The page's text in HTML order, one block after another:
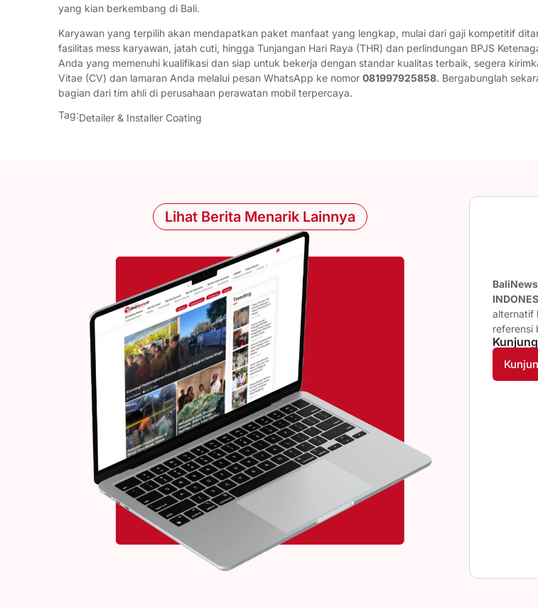
yang kian berkembang di Bali.
Karyawan yang terpilih akan mendapatkan paket manfaat yang lengkap, mulai dari gaji kompetitif
fasilitas mess karyawan, jatah cuti, hingga Tunjangan Hari Raya (THR) dan perlindungan BPJS
Anda yang memenuhi kualifikasi dan siap untuk bekerja dengan standar kualitas terbaik, segera
Vitae (CV) dan lamaran Anda melalui pesan WhatsApp ke nomor 081997925858. Bergabunglah
bagian dari tim ahli di perusahaan perawatan mobil terpercaya.
Tag:Detailer & Installer Coating
Lihat Berita Menarik Lainnya
alternatif
referensi